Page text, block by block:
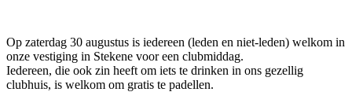
Op zaterdag 30 augustus is iedereen (leden en niet-leden) welkom in
onze vestiging in Stekene voor een clubmiddag.
Iedereen, die ook zin heeft om iets te drinken in ons gezellig
clubhuis, is welkom om gratis te padellen.